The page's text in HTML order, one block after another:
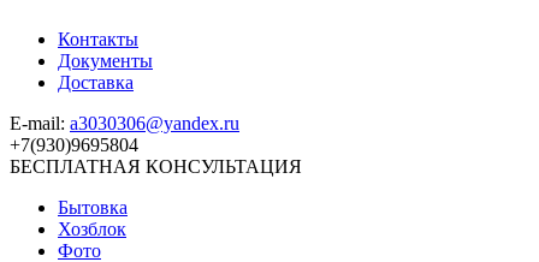
Контакты
Документы
Доставка
E-mail: a3030306@yandex.ru
+7(930)9695804
БЕСПЛАТНАЯ КОНСУЛЬТАЦИЯ
Бытовка
Хозблок
Фото